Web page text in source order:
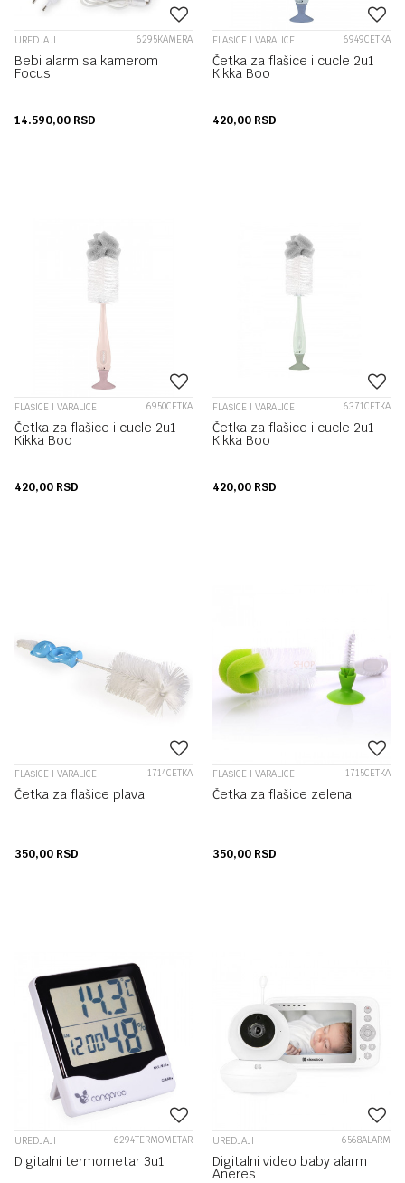
UREDJAJI 6295KAMERA
Bebi alarm sa kamerom
Focus
14.590,00 RSD
FLAŠICE I VARALICE 6949CETKA
Četka za flašice i cucle 2u1
Kikka Boo
420,00 RSD
FLAŠICE I VARALICE 6950CETKA
Četka za flašice i cucle 2u1
Kikka Boo
420,00 RSD
FLAŠICE I VARALICE 6371CETKA
Četka za flašice i cucle 2u1
Kikka Boo
420,00 RSD
FLAŠICE I VARALICE 1714CETKA
Četka za flašice plava
350,00 RSD
FLAŠICE I VARALICE 1715CETKA
Četka za flašice zelena
350,00 RSD
UREDJAJI 6294TERMOMETAR
Digitalni termometar 3u1
UREDJAJI 6568ALARM
Digitalni video baby alarm
Aneres